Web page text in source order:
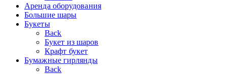
Аренда оборудования
Большие шары
Букеты
Back
Букет из шаров
Крафт букет
Бумажные гирлянды
Back